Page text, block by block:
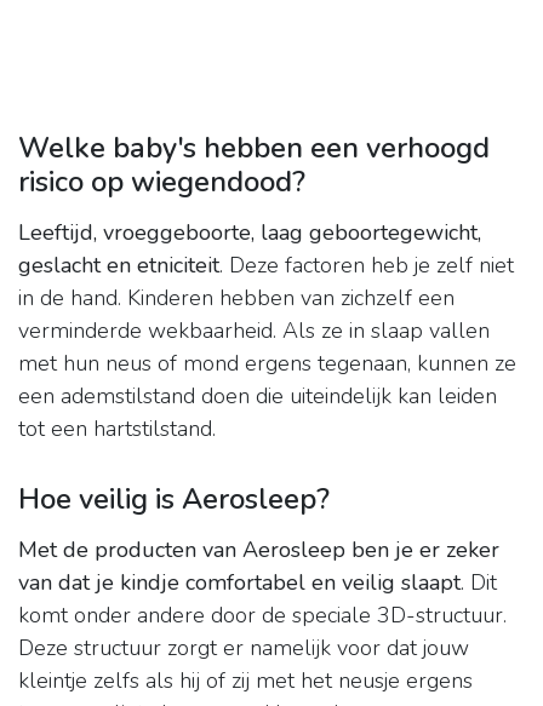
Welke baby's hebben een verhoogd
risico op wiegendood?
Leeftijd, vroeggeboorte, laag geboortegewicht,
geslacht en etniciteit. Deze factoren heb je zelf niet
in de hand. Kinderen hebben van zichzelf een
verminderde wekbaarheid. Als ze in slaap vallen
met hun neus of mond ergens tegenaan, kunnen ze
een ademstilstand doen die uiteindelijk kan leiden
tot een hartstilstand.
Hoe veilig is Aerosleep?
Met de producten van Aerosleep ben je er zeker
van dat je kindje comfortabel en veilig slaapt. Dit
komt onder andere door de speciale 3D-structuur.
Deze structuur zorgt er namelijk voor dat jouw
kleintje zelfs als hij of zij met het neusje ergens